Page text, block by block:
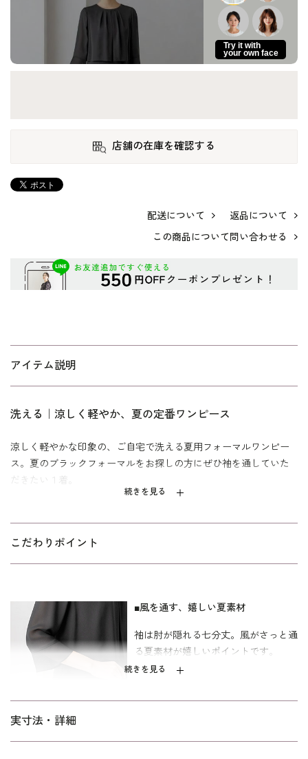
Try it with
your own face
店舗の在庫を確認する
配送について
返品について
この商品について問い合わせる
アイテム説明
続きを見る
洗える｜涼しく軽やか、夏の定番ワンピース
涼しく軽やかな印象の、ご自宅で洗える夏用フォーマルワンピー
ス。夏のブラックフォーマルをお探しの方にぜひ袖を通していた
だきたい１着。
います。ふらし部分のシフォンが清涼感を演出し、揺れ動く様が
優し気でフェミニンな装いに。スーツに見える1枚仕立てのトリッ
ィネートを変えられます。
ご自宅で洗えるウォッシャブルなので着用後すぐにお手入れでき
ます。ウォッシャブルフォーマルのお洗濯方法のご紹介
隠れるフォーマル丈。喪主やご親族の立場の方におすすめです。
40代～向けの｢少しゆったり｣寸法で、「標準」に比べると腕回
こだわりポイント
続きを見る
■風を通す、嬉しい夏素材
袖は肘が隠れる七分丈。風がさっと通
る夏素材が嬉しいポイントです。
汗ばむ季節だからこそ、脱ぎ着のし
実寸法・詳細